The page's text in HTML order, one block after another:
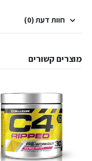
חוות דעת (0)
מוצרים קשורים